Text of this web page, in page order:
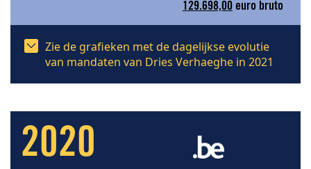
129.698,00 euro bruto
Zie de grafieken met de dagelijkse evolutie
van mandaten van Dries Verhaeghe in 2021
2020